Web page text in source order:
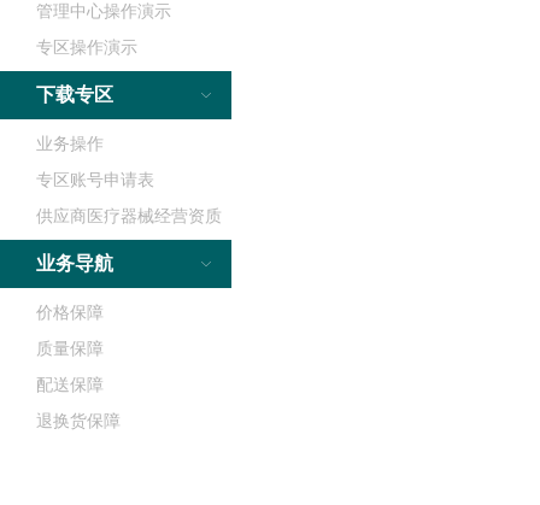
管理中心操作演示
专区操作演示
下载专区
业务操作
专区账号申请表
供应商医疗器械经营资质
业务导航
价格保障
质量保障
配送保障
退换货保障